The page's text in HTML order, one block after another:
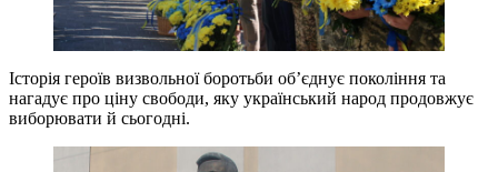
Історія героїв визвольної боротьби об’єднує покоління та
нагадує про ціну свободи, яку український народ продовжує
виборювати й сьогодні.